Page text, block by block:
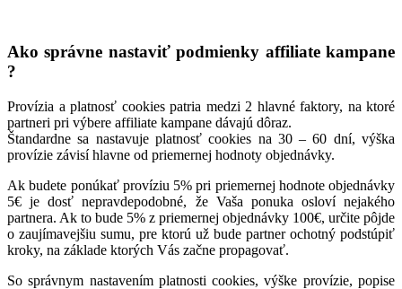
Ako správne nastaviť podmienky affiliate kampane
?
Provízia a platnosť cookies patria medzi 2 hlavné faktory, na ktoré
partneri pri výbere affiliate kampane dávajú dôraz.
Štandardne sa nastavuje platnosť cookies na 30 – 60 dní, výška
provízie závisí hlavne od priemernej hodnoty objednávky.
Ak budete ponúkať províziu 5% pri priemernej hodnote objednávky
5€ je dosť nepravdepodobné, že Vaša ponuka osloví nejakého
partnera. Ak to bude 5% z priemernej objednávky 100€, určite pôjde
o zaujímavejšiu sumu, pre ktorú už bude partner ochotný podstúpiť
kroky, na základe ktorých Vás začne propagovať.
So správnym nastavením platnosti cookies, výške provízie, popise